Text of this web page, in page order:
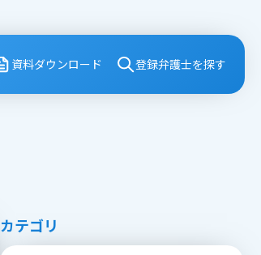
資料ダウンロード 登録弁護⼠を探す
カテゴリ